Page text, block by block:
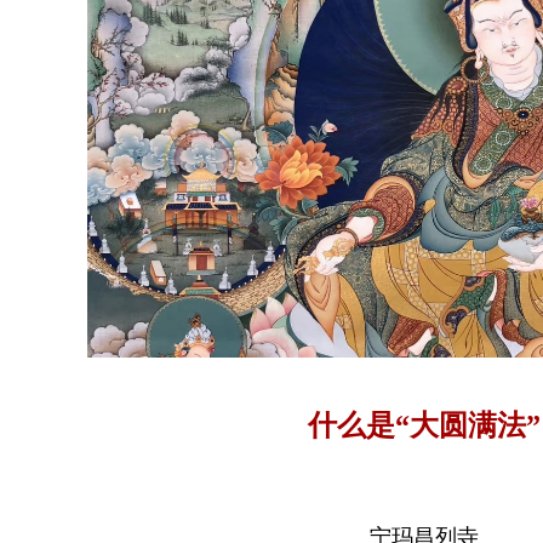
什么是“大圆满法”
宁玛昌列寺